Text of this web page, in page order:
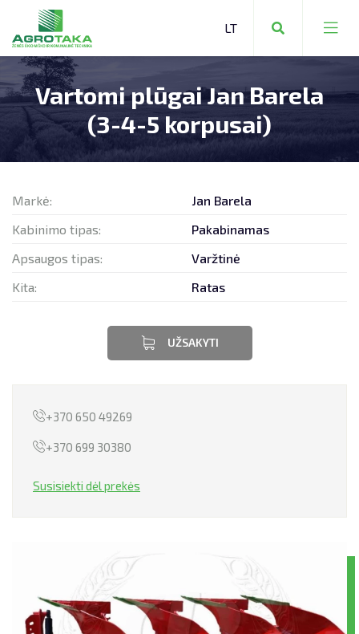
ŽEMĖS ŪKIO TECHNIKA
KOMUNALINĖ TECHNIKA
KITA TECHNIKA
ŠIAULIAI +370 650 20336
VIEVIS +370 699 68813
SERVISAS
Vartomi plūgai Jan Barela
(3-4-5 korpusai)
Markė:
Jan Barela
Kabinimo tipas:
Pakabinamas
Apsaugos tipas:
Varžtinė
Kita:
Ratas
UŽSAKYTI
+370 650 49269
+370 699 30380
Susisiekti dėl prekės